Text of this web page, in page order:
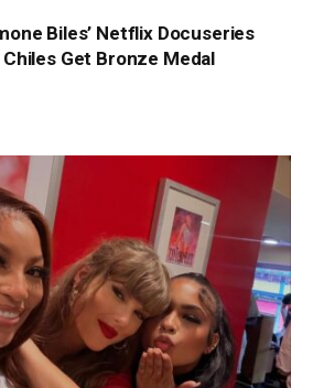
Biles’ Netflix Docuseries
Get Bronze Medal